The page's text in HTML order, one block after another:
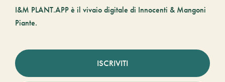
I&M PLANT.APP è il vivaio digitale di Innocenti & Mangoni
Piante.
ISCRIVITI